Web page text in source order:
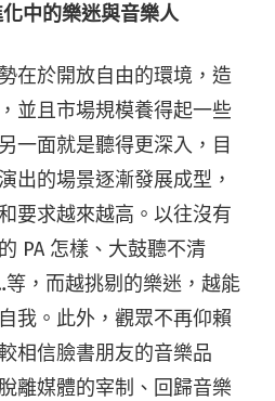
中的樂迷與音樂人
在於開放自由的環境，造
並且市場規模養得起一些
一面就是聽得更深入，目
出的場景逐漸發展成型，
要求越來越高。以往沒有
PA 怎樣、大鼓聽不清
，而越挑剔的樂迷，越能
我。此外，觀眾不再仰賴
相信臉書朋友的音樂品
離媒體的宰制、回歸音樂